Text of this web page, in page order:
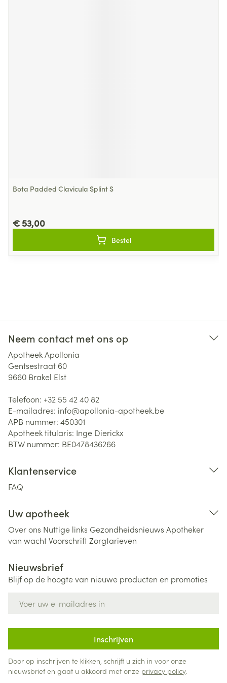
Bota Padded Clavicula Splint S
€ 53,00
Bestel
Neem contact met ons op
Apotheek Apollonia
Gentsestraat 60
9660 Brakel Elst
Telefoon: +32 55 42 40 82
E-mailadres: info@apollonia-apotheek.be
APB nummer: 450301
Apotheek titularis: Inge Dierickx
BTW nummer: BE0478436266
Klantenservice
FAQ
Uw apotheek
Over ons Nuttige links Gezondheidsnieuws Apotheker
van wachtVoorschriftZorgtarieven
Nieuwsbrief
Blijf op de hoogte van nieuwe producten en promoties
Inschrijven
Door op inschrijven te klikken, schrijft u zich in voor onze
nieuwsbrief en gaat u akkoord met onze privacy policy.